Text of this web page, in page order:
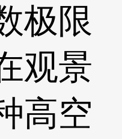
极限
观景
高空